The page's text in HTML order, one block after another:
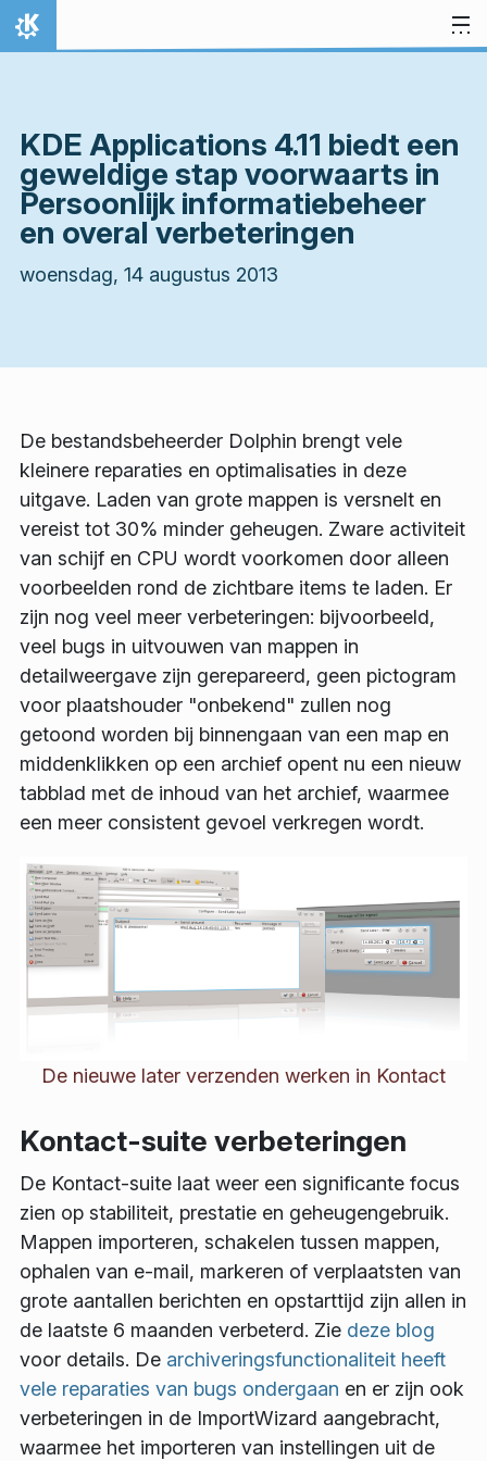
Spring naar inhoud
Thuis
KDE Applications 4.11 biedt een
geweldige stap voorwaarts in
Persoonlijk informatiebeheer
en overal verbeteringen
woensdag, 14 augustus 2013
De bestandsbeheerder Dolphin brengt vele
kleinere reparaties en optimalisaties in deze
uitgave. Laden van grote mappen is versnelt en
vereist tot 30% minder geheugen. Zware activiteit
van schijf en CPU wordt voorkomen door alleen
voorbeelden rond de zichtbare items te laden. Er
zijn nog veel meer verbeteringen: bijvoorbeeld,
veel bugs in uitvouwen van mappen in
detailweergave zijn gerepareerd, geen pictogram
voor plaatshouder "onbekend" zullen nog
getoond worden bij binnengaan van een map en
middenklikken op een archief opent nu een nieuw
tabblad met de inhoud van het archief, waarmee
een meer consistent gevoel verkregen wordt.
De nieuwe later verzenden werken in Kontact
Kontact-suite verbeteringen
De Kontact-suite laat weer een significante focus
zien op stabiliteit, prestatie en geheugengebruik.
Mappen importeren, schakelen tussen mappen,
ophalen van e-mail, markeren of verplaatsten van
grote aantallen berichten en opstarttijd zijn allen in
de laatste 6 maanden verbeterd. Zie deze blog
voor details. De archiveringsfunctionaliteit heeft
vele reparaties van bugs ondergaan en er zijn ook
verbeteringen in de ImportWizard aangebracht,
waarmee het importeren van instellingen uit de